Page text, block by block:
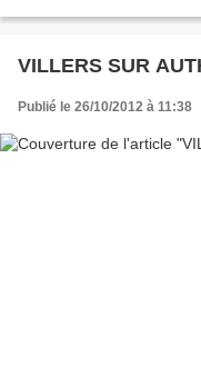
VILLERS SUR
Publié le 26/10/2012 à 11:38